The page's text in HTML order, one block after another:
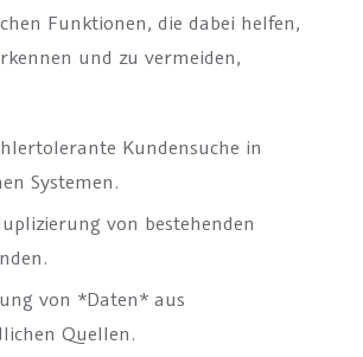
Funktionen, die dabei helfen,
und zu vermeiden,
Kundensuche in
Systemen.
von bestehenden
von *Daten* aus
Quellen.